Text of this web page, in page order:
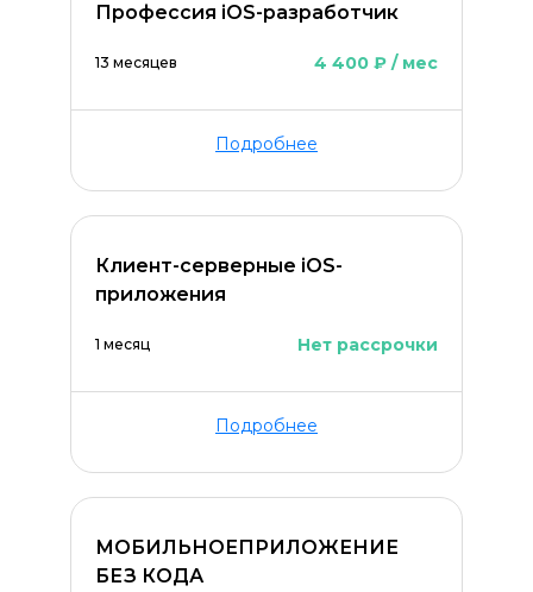
Профессия iOS-разработчик
13 месяцев 4 400 ₽ / мес
Подробнее
Клиент-серверные iOS-
приложения
1 месяц Нет рассрочки
Подробнее
МОБИЛЬНОЕПРИЛОЖЕНИЕ
БЕЗ КОДА